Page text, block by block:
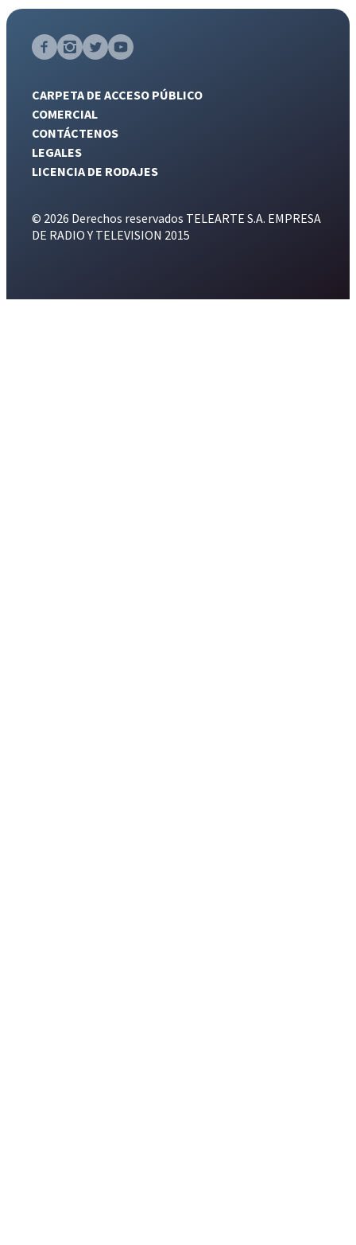
CARPETA DE ACCESO PÚBLICO
COMERCIAL
CONTÁCTENOS
LEGALES
LICENCIA DE RODAJES
© 2026 Derechos reservados TELEARTE S.A. EMPRESA
DE RADIO Y TELEVISION 2015